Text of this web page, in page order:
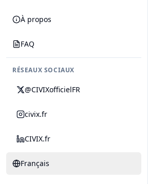
À propos
FAQ
RÉSEAUX SOCIAUX
@CIVIXofficielFR
civix.fr
CIVIX.fr
Français